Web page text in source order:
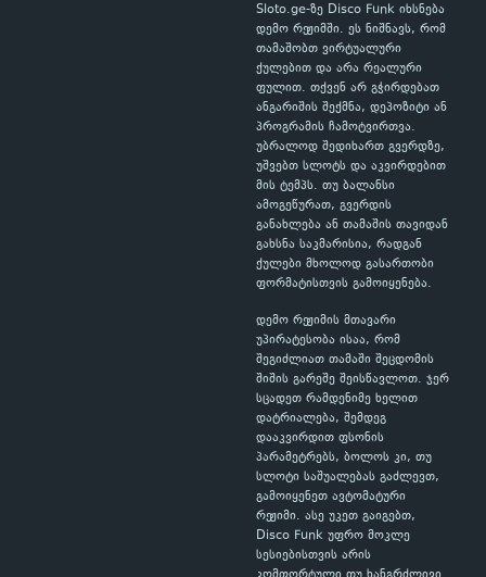
Sloto.ge-ზე Disco Funk იხსნება
დემო რეჟიმში. ეს ნიშნავს, რომ
თამაშობთ ვირტუალური
ქულებით და არა რეალური
ფულით. თქვენ არ გჭირდებათ
ანგარიშის შექმნა, დეპოზიტი ან
პროგრამის ჩამოტვირთვა.
უბრალოდ შედიხართ გვერდზე,
უშვებთ სლოტს და აკვირდებით
მის ტემპს. თუ ბალანსი
ამოგეწურათ, გვერდის
განახლება ან თამაშის თავიდან
გახსნა საკმარისია, რადგან
ქულები მხოლოდ გასართობი
ფორმატისთვის გამოიყენება.
დემო რეჟიმის მთავარი
უპირატესობა ისაა, რომ
შეგიძლიათ თამაში შეცდომის
შიშის გარეშე შეისწავლოთ. ჯერ
სცადეთ რამდენიმე ხელით
დატრიალება, შემდეგ
დააკვირდით ფსონის
პარამეტრებს, ბოლოს კი, თუ
სლოტი საშუალებას გაძლევთ,
გამოიყენეთ ავტომატური
რეჟიმი. ასე უკეთ გაიგებთ,
Disco Funk უფრო მოკლე
სესიებისთვის არის